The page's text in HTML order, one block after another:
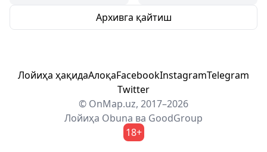
Архивга қайтиш
Лойиҳа ҳақидаАлоқаFacebookInstagramTelegram
Twitter
© OnMap.uz, 2017–2026
Лойиҳа Obuna ва GoodGroup
18+